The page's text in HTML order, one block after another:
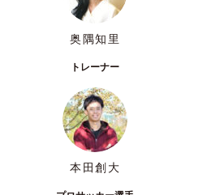
奥隅知里
トレーナー
本田創大